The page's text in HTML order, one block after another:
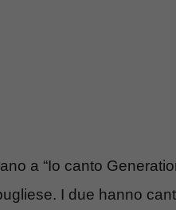
a “Io canto
I due hanno